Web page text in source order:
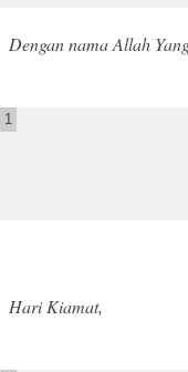
Dengan nama Allah
1
Hari Kiamat,